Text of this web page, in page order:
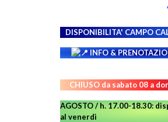
DISPONIBILITA' CAMPO
INFO &
CHIUSO da sabato 08 a
AGOSTO / h. 17.00-18.30:
al venerdì